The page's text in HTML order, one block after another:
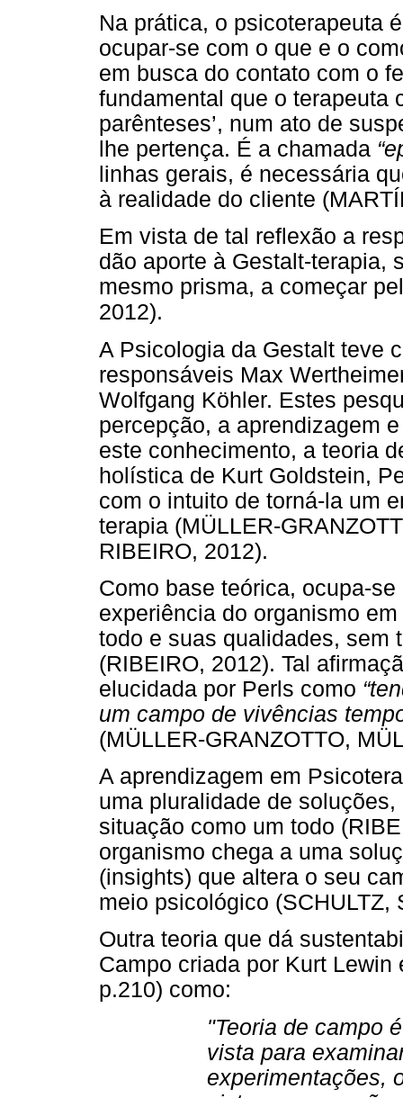
Na prática, o psicoterapeuta
ocupar-se com o que e o
em busca do contato com o
fundamental que o terapeuta
parênteses’, num ato de
lhe pertença. É a chamada
linhas gerais, é necessária
à realidade do cliente
Em vista de tal reflexão a
dão aporte à Gestalt-terapia,
mesmo prisma, a começar
2012).
A Psicologia da Gestalt teve
responsáveis Max
Wolfgang Köhler. Estes
percepção, a aprendizagem
este conhecimento, a teoria
holística de Kurt Goldstein,
com o intuito de torná-la um
terapia (MÜLLER-
RIBEIRO, 2012).
Como base teórica, ocupa-
experiência do organismo
todo e suas qualidades, sem
(RIBEIRO, 2012). Tal
elucidada por Perls como
um campo de vivências
(MÜLLER-GRANZOTTO,
A aprendizagem em
uma pluralidade de
situação como um todo
organismo chega a uma
(insights) que altera o seu
meio psicológico (SCHULTZ,
Outra teoria que dá
Campo criada por Kurt
p.210) como:
"Teoria de campo
vista para
experimentações,